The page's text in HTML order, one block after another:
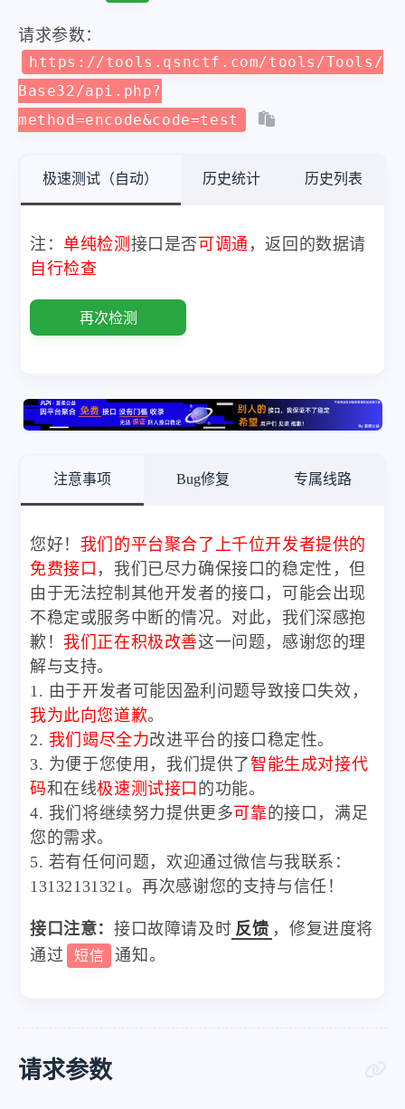
请求参数：
https://tools.qsnctf.com/tools/Tools/
Base32/api.php?
method=encode&code=test
极速测试（自动） 历史统计 历史列表
注： 单纯检测 接口是否 可调通 ，返回的数据请
自行检查
再次检测
注意事项 Bug修复 专属线路
您好！ 我们的平台聚合了上千位开发者提供的
免费接口 ，我们已尽力确保接口的稳定性，但
由于无法控制其他开发者的接口，可能会出现
不稳定或服务中断的情况。对此，我们深感抱
歉！ 我们正在积极改善这一问题，感谢您的理
解与支持。
1. 由于开发者可能因盈利问题导致接口失效，
我为此向您道歉。
2. 我们竭尽全力改进平台的接口稳定性。
3. 为便于您使用，我们提供了智能生成对接代
码和在线极速测试接口 的功能。
4. 我们将继续努力提供更多可靠的接口，满足
您的需求。
5. 若有任何问题，欢迎通过微信与我联系：
13132131321。再次感谢您的支持与信任！
接口注意： 接口故障请及时 反馈 ，修复进度将
通过
短信 通知。
请求参数